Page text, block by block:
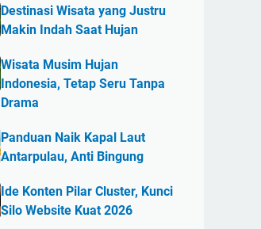
Destinasi Wisata yang Justru
Makin Indah Saat Hujan
Wisata Musim Hujan
Indonesia, Tetap Seru Tanpa
Drama
Panduan Naik Kapal Laut
Antarpulau, Anti Bingung
Ide Konten Pilar Cluster, Kunci
Silo Website Kuat 2026